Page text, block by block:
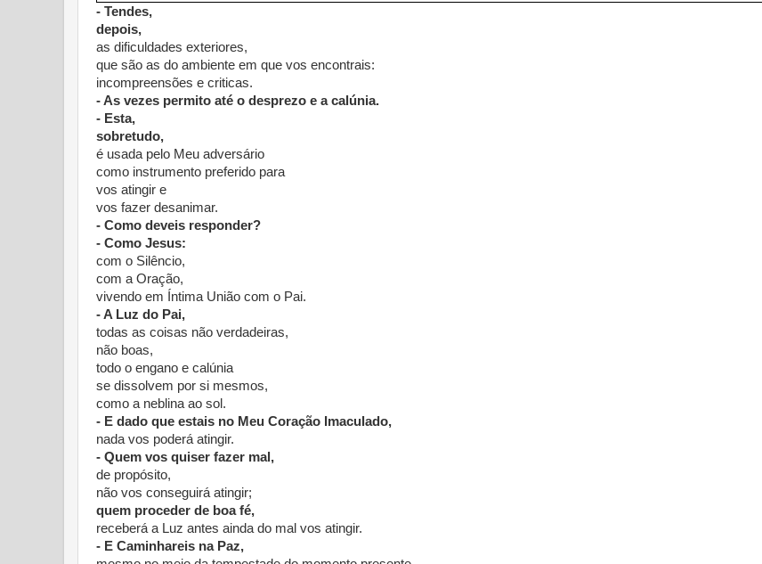
- Tendes,
depois,
as dificuldades exteriores,
que são as do ambiente em que vos encontrais:
incompreensões e criticas.
- As vezes permito até o desprezo e a calúnia.
- Esta,
sobretudo,
é usada pelo Meu adversário
como instrumento preferido para
vos atingir e
vos fazer desanimar.
- Como deveis responder?
- Como Jesus:
com o Silêncio,
com a Oração,
vivendo em Íntima União com o Pai.
- A Luz do Pai,
todas as coisas não verdadeiras,
não boas,
todo o engano e calúnia
se dissolvem por si mesmos,
como a neblina ao sol.
- E dado que estais no Meu Coração Imaculado,
nada vos poderá atingir.
- Quem vos quiser fazer mal,
de propósito,
não vos conseguirá atingir;
quem proceder de boa fé,
receberá a Luz antes ainda do mal vos atingir.
- E Caminhareis na Paz,